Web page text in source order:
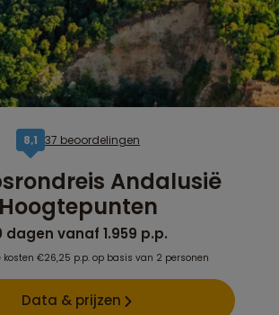
8,1 37 beoordelingen
Andalusië
Hoogtepunten
dagen vanaf 1.959 p.p.
kosten €26,25 p.p. op basis van 2 personen
Data & prijzen